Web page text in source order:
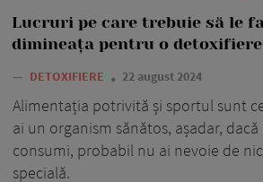
Lucruri pe care trebuie să le
dimineața pentru o
— DETOXIFIERE 22 august 2024
Alimentația potrivită și sportul sunt
ai un organism sănătos, așadar, dacă
consumi, probabil nu ai nevoie de
specială.